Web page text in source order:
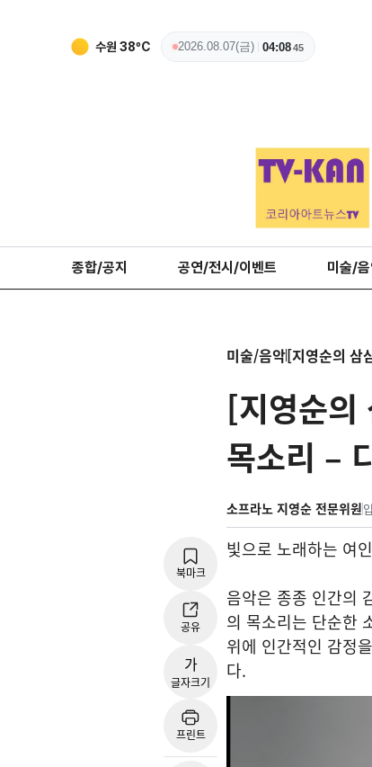
수원 38ºC 2026.08.07(금) 04:0847
종합/공지 공연/전시/이벤트 미술/
미술/음악[지영순의 삼
[지영순의
목소리 –
소프라노 지영순 전문위원
북마크
공유
가
글자크기
프린트
빛으로 노래하는 여인
음악은 종종 인간의
의 목소리는 단순한
위에 인간적인 감정
다.